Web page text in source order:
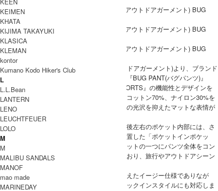
CMF OUTDOOR GARMENT(コムフィアウトドアガーメント)より、ブランド
の定番モデルをフルレングスに再構築した、『BUG PANT(バグパンツ)』
ブランドを代表する定番ショーツ『BUG SHORTS』の機能性とデザインを
継承した、フルレングスモデル。素材には、コットン70%、ナイロン30%を
混紡した生地を採用。アウトドアウェア特有の光沢を抑えたマットな表情が
特徴で、軽量かつ耐久性にも優れています。
収納力の高さもこのパンツの大きな魅力。前後左右のポケット内部には、さ
らに小物を整理できるインナーポケットを配置した「ポケットインポケッ
ト」仕様になっています。また、バックポケットの一つにパンツ全体をコン
パクトに収納できるパッカブル機能を備えており、旅行やアウトドアシーン
での持ち運びにも便利です。
ウエストは、アジャスタードローコードを備えたイージー仕様でありなが
ら、ベルトループも配置。ベルトを使ったタックインスタイルにも対応しま
KEIMEN
KHATA
KIJIMA TAKAYUKI
KLASICA
KLEMAN
kontor
Kumano Kodo Hiker's Club
L
L.L.Bean
LANTERN
LENO
LEUCHTFEUER
LOLO
M
M
MALIBU SANDALS
MANOF
mao made
MARINEDAY